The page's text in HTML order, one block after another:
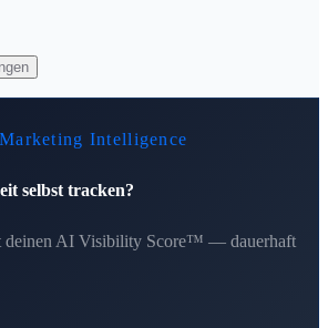
Intelligence
selbst tracken?
deinen AI Visibility Score™ — dauerhaft